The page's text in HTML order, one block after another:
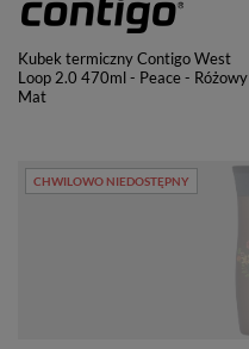
Kubek termiczny Contigo West
Loop 2.0 470ml - Peace - Różowy
Mat
CHWILOWO NIEDOSTĘPNY